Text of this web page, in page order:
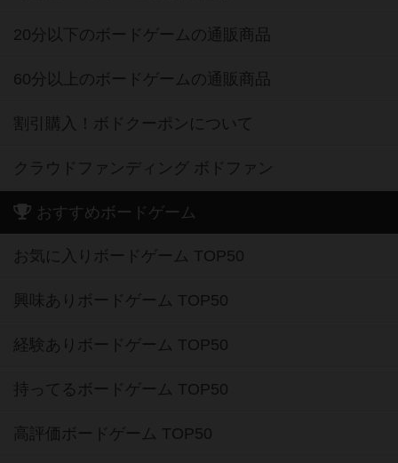
20分以下のボードゲームの通販商品
60分以上のボードゲームの通販商品
割引購入！ボドクーポンについて
クラウドファンディング ボドファン
おすすめボードゲーム
お気に入りボードゲーム TOP50
興味ありボードゲーム TOP50
経験ありボードゲーム TOP50
持ってるボードゲーム TOP50
高評価ボードゲーム TOP50